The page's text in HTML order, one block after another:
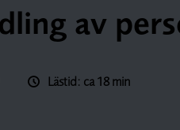
av
på Facebook
sidan på LinkedIn
sidan via E-post
Lästid: ca 18 min